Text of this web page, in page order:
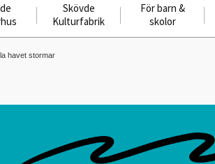
Skövde
Kulturfabrik
För barn &
skolor
havet stormar